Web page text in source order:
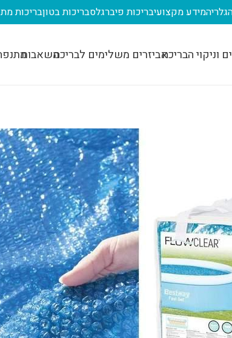
גלריהמידע מקצועיבריכות פיברגלסבריכות בטוןבריכות
וניקוי הבריכהאביזרים משלימים לבריכהמשאבות